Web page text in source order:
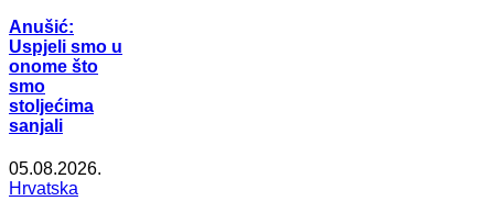
Anušić:
Uspjeli smo u
onome što
smo
stoljećima
sanjali
05.08.2026.
Hrvatska